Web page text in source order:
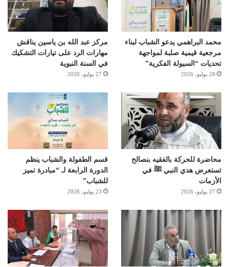
محمد البراهمي يدعو الشباب لبناء
مرجعية قيمية صلبة لمواجهة
تحديات “السيولة الفكرية”
28 يوليو، 2026
مركز عبد الله بن ياسين يناقش
مهارات الرد على تيارات التشكيك
في السنة النبوية
27 يوليو، 2026
محاضرة للحركة بالفقيه بنصالح
تستعرض هدي النبي ﷺ في
الأزمات
27 يوليو، 2026
قسم الطفولة والشباب ينظم
الدورة الرابعة لـ “مبادرة تميز
للشباب”
23 يوليو، 2026